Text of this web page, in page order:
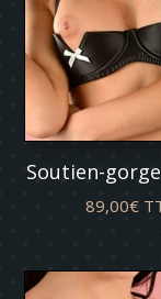
Soutien-
89,00€